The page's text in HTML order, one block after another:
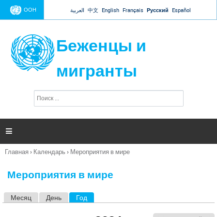
Jump to navigation
ООН العربية 中文 English Français Русский Español
Беженцы и
мигранты
п
и

Вы
Главная › Календарь › Мероприятия в мире
Мероприятия в мире
Месяц День Год